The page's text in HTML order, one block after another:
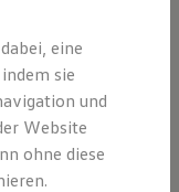
zu
zeigt Ihnen an,
befindet oder
analysiert der
Geschwindigkeit
eine
sie
und
Website
ohne diese